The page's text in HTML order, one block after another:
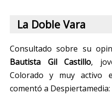
La Doble Vara
Consultado sobre su
Bautista Gil Castillo,
Colorado y muy activo
comentó a Despiertamedia: